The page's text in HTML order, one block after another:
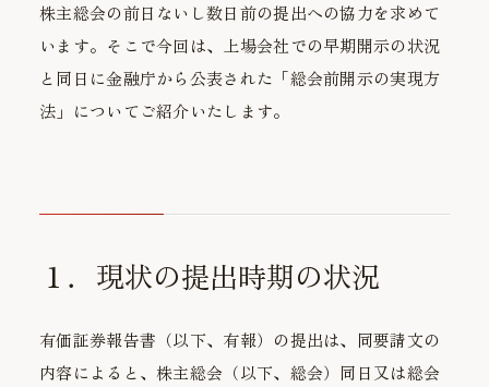
株主総会の前日ないし数日前の提出への協力を求めて
います。そこで今回は、上場会社での早期開示の状況
と同日に金融庁から公表された「総会前開示の実現方
法」についてご紹介いたします。
１．現状の提出時期の状況
有価証券報告書（以下、有報）の提出は、同要請文の
内容によると、株主総会（以下、総会）同日又は総会